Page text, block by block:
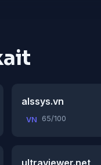
alssys.vn
VN 65/100